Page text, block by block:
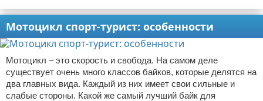
Мотоцикл спорт-турист: особенности
Мотоцикл – это скорость и свобода. На самом деле
существует очень много классов байков, которые делятся на
два главных вида. Каждый из них имеет свои сильные и
слабые стороны. Какой же самый лучший байк для